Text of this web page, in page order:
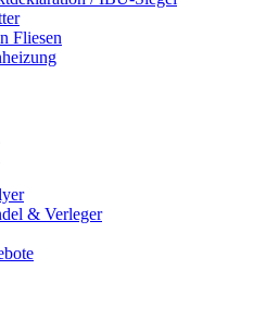
Fliesen
& Verleger